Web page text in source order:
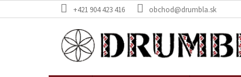
na
+421 904 423 416 obchod@drumbla.sk